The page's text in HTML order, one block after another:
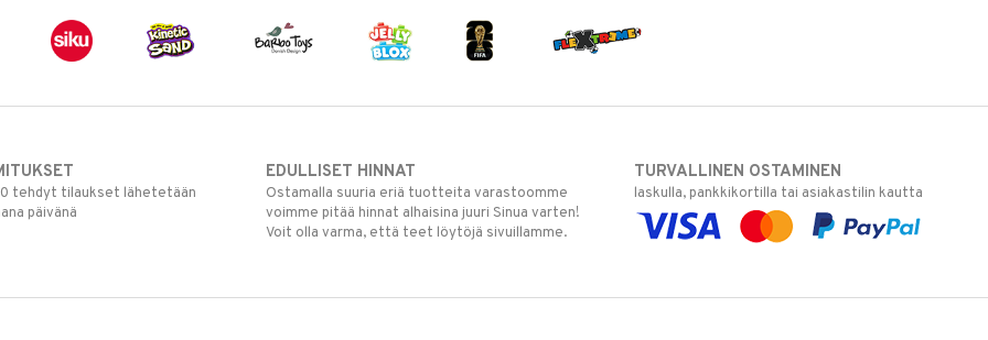
tehdyt tilaukset lähetetään
päivänä
EDULLISET HINNAT
Ostamalla suuria eriä tuotteita varastoomme
voimme pitää hinnat alhaisina juuri Sinua varten!
Voit olla varma, että teet löytöjä sivuillamme.
TURVALLINEN OSTAMINEN
laskulla, pankkikortilla tai asiakastilin kautta